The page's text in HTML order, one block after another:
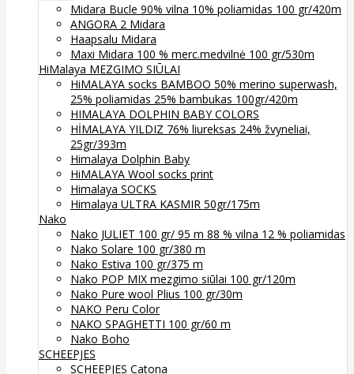
Midara Bucle 90% vilna 10% poliamidas 100 gr/420m
ANGORA 2 Midara
Haapsalu Midara
Maxi Midara 100 % merc.medvilnė 100 gr/530m
HiMalaya MEZGIMO SIŪLAI
HiMALAYA socks BAMBOO 50% merino superwash,
25% poliamidas 25% bambukas 100gr/420m
HIMALAYA DOLPHIN BABY COLORS
HİMALAYA YILDIZ 76% liureksas 24% žvyneliai,
25gr/393m
Himalaya Dolphin Baby
HiMALAYA Wool socks print
Himalaya SOCKS
Himalaya ULTRA KASMIR 50gr/175m
Nako
Nako JULIET 100 gr/ 95 m 88 % vilna 12 % poliamidas
Nako Solare 100 gr/380 m
Nako Estiva 100 gr/375 m
Nako POP MIX mezgimo siūlai 100 gr/120m
Nako Pure wool Plius 100 gr/30m
NAKO Peru Color
NAKO SPAGHETTI 100 gr/60 m
Nako Boho
SCHEEPJES
SCHEEPJES Catona